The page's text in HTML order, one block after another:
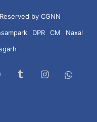
by CGNN
DPR CM
Naxal
Reddit TumblrInstagram